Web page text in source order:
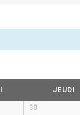
JEUDI
30